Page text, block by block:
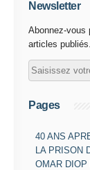
Newsletter
Abonnez-vous
articles publiés.
Pages
40 ANS
LA PRISON
OMAR DIOP